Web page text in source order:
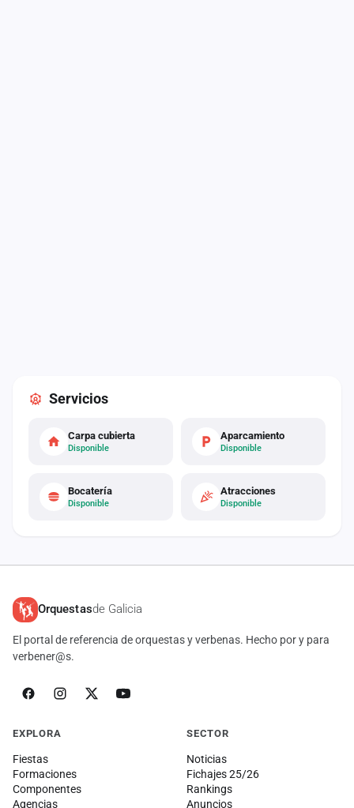
Servicios
Carpa cubierta
Disponible
Aparcamiento
Disponible
Bocatería
Disponible
Atracciones
Disponible
Orquestasde Galicia
El portal de referencia de orquestas y verbenas. Hecho por y para
verbener@s.
EXPLORA
Fiestas
Formaciones
Componentes
Agencias
SECTOR
Noticias
Fichajes 25/26
Rankings
Anuncios